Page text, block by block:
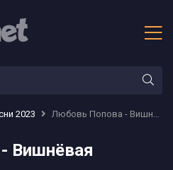
2023 Любовь Попова - Вишнёвая Девятка
- Вишнёвая